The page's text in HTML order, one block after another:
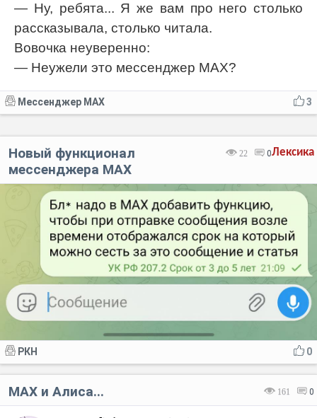
— Ну, ребята... Я же вам про него столько
рассказывала, столько читала.
Вовочка неуверенно:
— Неужели это мессенджер МАХ?
3
Мессенджер MAX
Лексика
22 0
Новый функционал
мессенджера MAX
0
РКН
161 0
MAX и Алиса...